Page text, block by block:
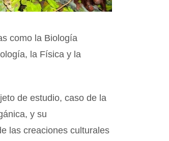
como la Biología
la Física y la
de estudio, caso de la
y su
las creaciones culturales